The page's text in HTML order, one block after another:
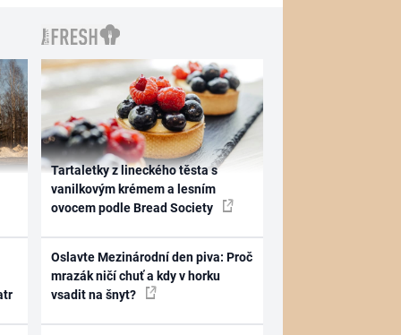
Tartaletky z lineckého těsta s
vanilkovým krémem a lesním
ovocem podle Bread Society
Oslavte Mezinárodní den piva: Proč
mrazák ničí chuť a kdy v horku
vsadit na šnyt?